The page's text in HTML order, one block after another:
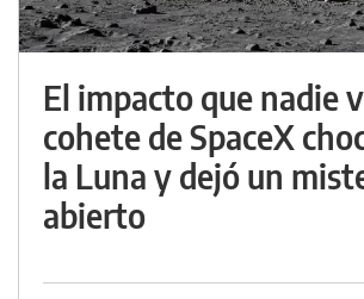
El impacto que nadie
cohete de SpaceX
la Luna y dejó un
abierto